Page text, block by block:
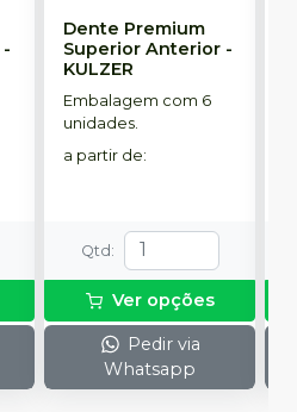
-
Dente Premium
Superior Anterior-
KULZER
Embalagem com 6
unidades.
a partir de:
Qtd :
Ver opções
Pedir via
Whatsapp